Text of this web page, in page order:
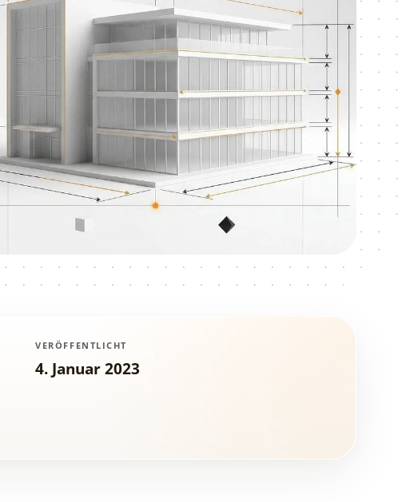
VERÖFFENTLICHT
4. Januar 2023